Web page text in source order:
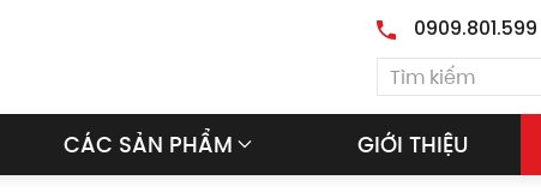
CÁC SẢN PHẨM GIỚI THIỆU